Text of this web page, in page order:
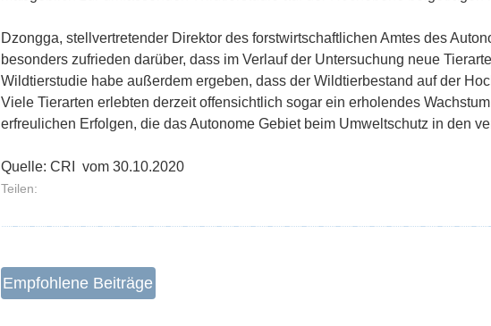
Dzongga, stellvertretender Direktor des forstwirtschaftlichen Amtes des
besonders zufrieden darüber, dass im Verlauf der Untersuchung neue
Wildtierstudie habe außerdem ergeben, dass der Wildtierbestand auf der
Viele Tierarten erlebten derzeit offensichtlich sogar ein erholendes
erfreulichen Erfolgen, die das Autonome Gebiet beim Umweltschutz in den
Quelle: CRI vom 30.10.2020
Teilen:
Empfohlene Beiträge